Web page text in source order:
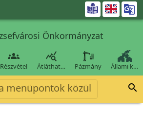

Önkormányzat

Részvétel

Átláthat… Pázmány Állami k…
menüpontok közül 